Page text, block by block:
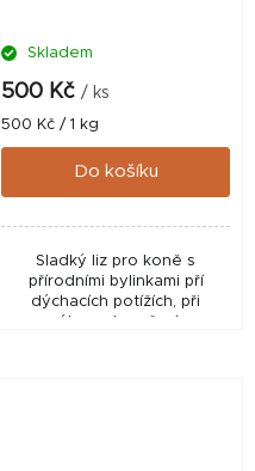
Skladem
500 Kč / ks
Měrná
cena:
500 Kč / 1 kg
Do košíku
Sladký liz pro koně s
přírodními bylinkami pří
dýchacích potížích, při
výkyvech počasí.